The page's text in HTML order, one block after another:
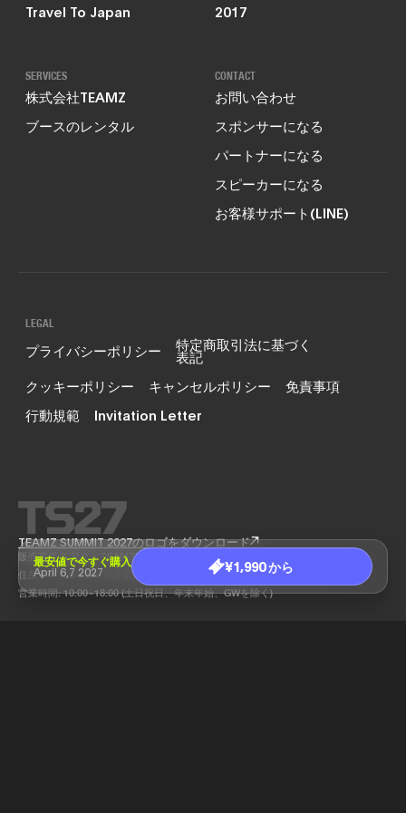
最安値で今すぐ購入
April 6,7 2027
¥1,990 から
Travel To Japan
2017
SERVICES
株式会社TEAMZ
ブースのレンタル
CONTACT
お問い合わせ
スポンサーになる
パートナーになる
スピーカーになる
お客様サポート(LINE)
LEGAL
プライバシーポリシー 特定商取引法に基づく
表記
クッキーポリシー
キャンセルポリシー
免責事項
行動規範
Invitation Letter
TEAMZ SUMMIT 2027のロゴをダウンロード
販売事業者 社名：TEAMZ, Inc.
住所：〒105-0001 東京都港区虎ノ門1-10-5 KDX虎ノ門一丁目ビル 11F
営業時間: 10:00~18:00 (土日祝日、年末年始、GWを除く)